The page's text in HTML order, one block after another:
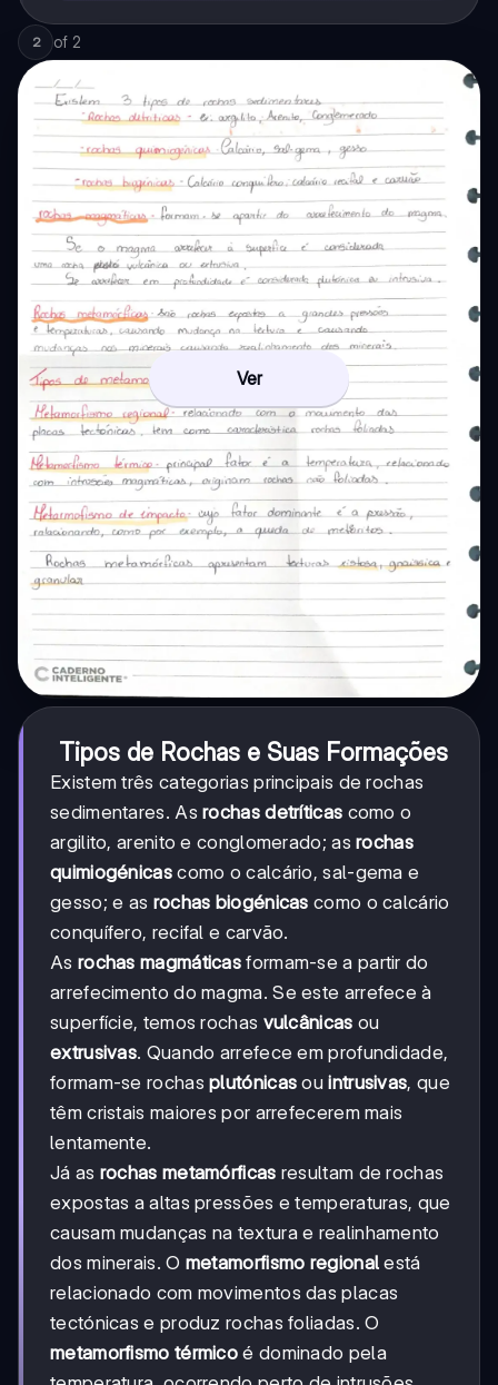
2 of 2
Ver
Tipos de Rochas e Suas Formações
Existem três categorias principais de rochas
sedimentares. Asrochas detríticas como o
argilito, arenito e conglomerado; asrochas
quimiogénicascomo o calcário, sal-gema e
gesso; e as rochas biogénicas como o calcário
conquífero, recifal e carvão.
As rochas magmáticas formam-se a partir do
arrefecimento do magma. Se este arrefece à
superfície, temos rochas vulcânicas ou
extrusivas. Quando arrefece em profundidade,
formam-se rochasplutónicas ouintrusivas, que
têm cristais maiores por arrefecerem mais
lentamente.
Já as rochas metamórficas resultam de rochas
expostas a altas pressões e temperaturas, que
causam mudanças na textura e realinhamento
dos minerais. O metamorfismo regional está
relacionado com movimentos das placas
tectónicas e produz rochas foliadas. O
metamorfismo térmico é dominado pela